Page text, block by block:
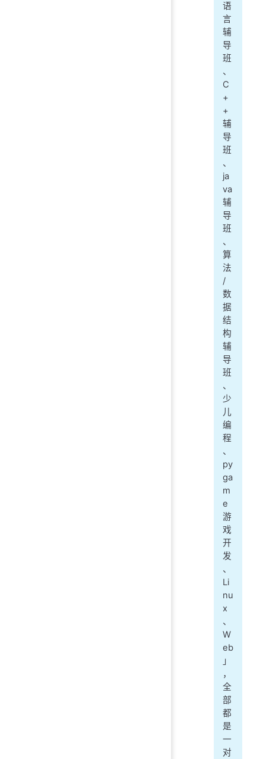
语
言
辅
导
班
、
C
+
+
辅
导
班
、
ja
va
辅
导
班
、
算
法
/
数
据
结
构
辅
导
班
、
少
儿
编
程
、
py
ga
m
e
游
戏
开
发
、
Li
nu
x
、
W
eb
」
，
全
部
都
是
一
对